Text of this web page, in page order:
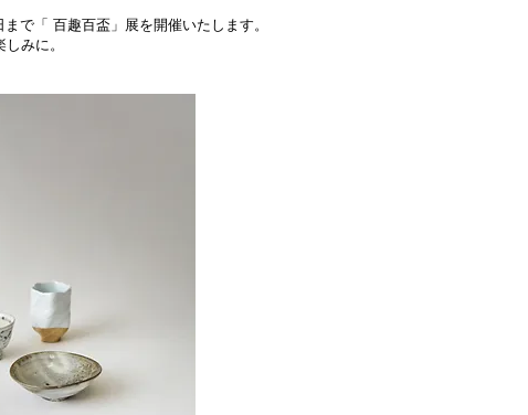
で「 百趣百盃」展を開催いたします。
みに。